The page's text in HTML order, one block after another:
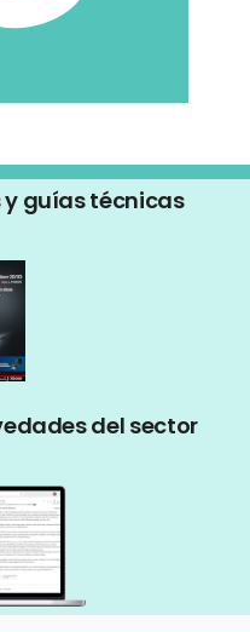
guías técnicas
del sector